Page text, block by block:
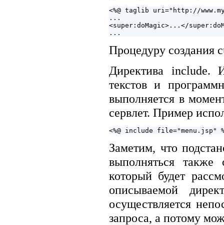
<%@ taglib uri="http://
...
<super:doMagic>...</
Процедуру создания
Директива include.
текстов и
выполняется в
сервлет. Пример
Заметим, что
выполняться
который будет
описываемой
осуществляется
запроса, а потому